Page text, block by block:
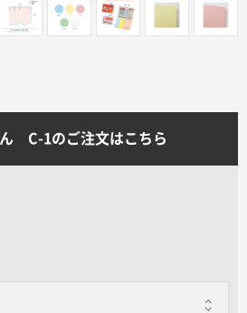
C-1のご注文はこちら